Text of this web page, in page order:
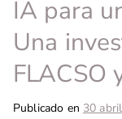
IA para
Una
FLACSO
Publicado en 30